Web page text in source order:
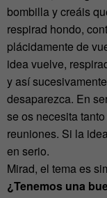
bombilla y creáis
respirad hondo,
plácidamente de
idea vuelve,
y así
desaparezca. En
se os necesita
reuniones. Si la
en serio.
Mirad, el tema es
¿Tenemos una